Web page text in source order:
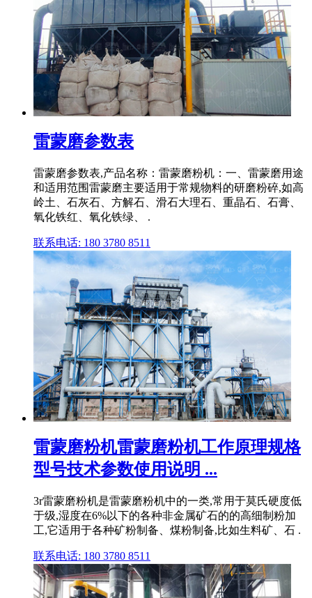
雷蒙磨参数表
雷蒙磨参数表,产品名称：雷蒙磨粉机：一、雷蒙磨用途
和适用范围雷蒙磨主要适用于常规物料的研磨粉碎,如高
岭土、石灰石、方解石、滑石大理石、重晶石、石膏、
氧化铁红、氧化铁绿、 .
联系电话: 180 3780 8511
雷蒙磨粉机雷蒙磨粉机工作原理规格
型号技术参数使用说明 ...
3r雷蒙磨粉机是雷蒙磨粉机中的一类,常用于莫氏硬度低
于级,湿度在6%以下的各种非金属矿石的的高细制粉加
工,它适用于各种矿粉制备、煤粉制备,比如生料矿、石 .
联系电话: 180 3780 8511